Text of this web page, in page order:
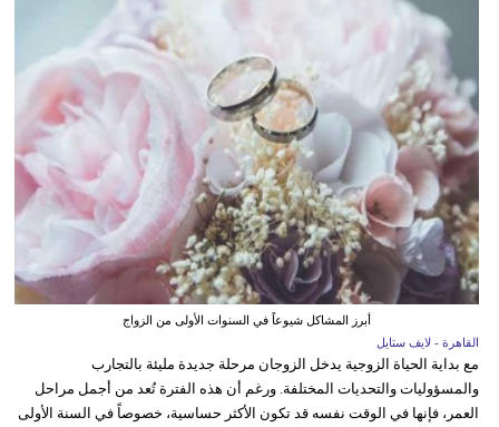
أبرز المشاكل شيوعاً في السنوات الأولى من الزواج
القاهرة - لايف ستايل
مع بداية الحياة الزوجية يدخل الزوجان مرحلة جديدة مليئة بالتجارب
والمسؤوليات والتحديات المختلفة. ورغم أن هذه الفترة تُعد من أجمل مراحل
العمر، فإنها في الوقت نفسه قد تكون الأكثر حساسية، خصوصاً في السنة الأولى